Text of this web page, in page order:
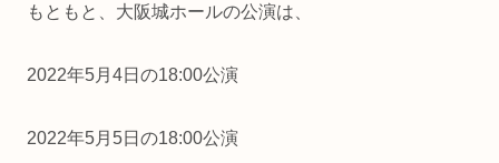
もともと、大阪城ホールの公演は、
2022年5月4日の18:00公演
2022年5月5日の18:00公演